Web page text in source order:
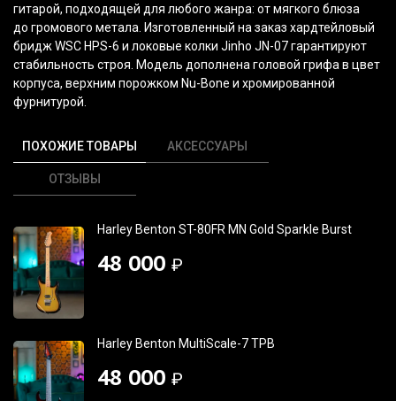
гитарой, подходящей для любого жанра: от мягкого блюза
до громового метала. Изготовленный на заказ хардтейловый
бридж WSC HPS-6 и локовые колки Jinho JN-07 гарантируют
стабильность строя. Модель дополнена головой грифа в цвет
корпуса, верхним порожком Nu-Bone и хромированной
фурнитурой.
ПОХОЖИЕ ТОВАРЫ АКСЕССУАРЫ
ОТЗЫВЫ
Harley Benton ST-80FR MN Gold Sparkle Burst
48 000 ₽
Harley Benton MultiScale-7 TPB
48 000 ₽